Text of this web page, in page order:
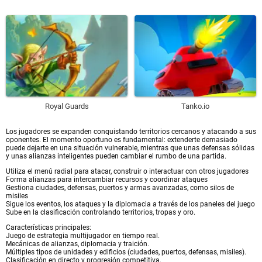
Royal Guards Tanko.io
Los jugadores se expanden conquistando territorios cercanos y atacando a sus
oponentes. El momento oportuno es fundamental: extenderte demasiado
puede dejarte en una situación vulnerable, mientras que unas defensas sólidas
y unas alianzas inteligentes pueden cambiar el rumbo de una partida.
Utiliza el menú radial para atacar, construir o interactuar con otros jugadores
Forma alianzas para intercambiar recursos y coordinar ataques
Gestiona ciudades, defensas, puertos y armas avanzadas, como silos de
misiles
Sigue los eventos, los ataques y la diplomacia a través de los paneles del juego
Sube en la clasificación controlando territorios, tropas y oro.
Características principales:
Juego de estrategia multijugador en tiempo real.
Mecánicas de alianzas, diplomacia y traición.
Múltiples tipos de unidades y edificios (ciudades, puertos, defensas, misiles).
Clasificación en directo y progresión competitiva.